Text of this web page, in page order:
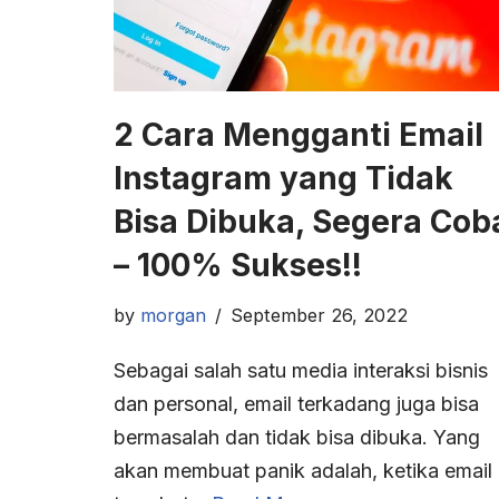
2 Cara Mengganti Email
Instagram yang Tidak
Bisa Dibuka, Segera
– 100% Sukses!!
by morgan September 26, 2022
Sebagai salah satu media interaksi bisnis
dan personal, email terkadang juga bisa
bermasalah dan tidak bisa dibuka. Yang
akan membuat panik adalah, ketika email